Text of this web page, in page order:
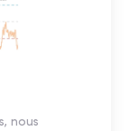
nous